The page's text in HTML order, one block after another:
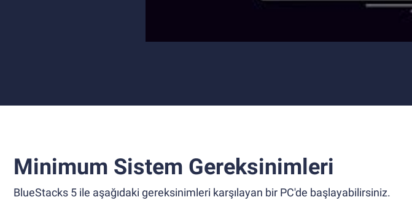
Minimum Sistem Gereksinimleri
BlueStacks 5 ile aşağıdaki gereksinimleri karşılayan bir PC'de başlayabilirsiniz.